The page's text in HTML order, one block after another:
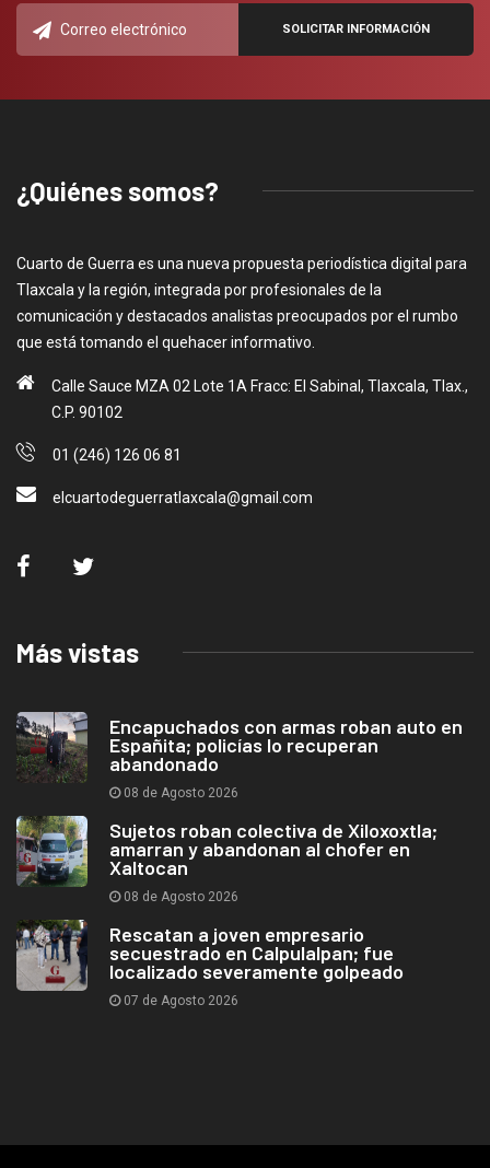
¿Quiénes somos?
Cuarto de Guerra es una nueva propuesta periodística digital para
Tlaxcala y la región, integrada por profesionales de la
comunicación y destacados analistas preocupados por el rumbo
que está tomando el quehacer informativo.
Calle Sauce MZA 02 Lote 1A Fracc: El Sabinal, Tlaxcala, Tlax.,
C.P. 90102
01 (246) 126 06 81
elcuartodeguerratlaxcala@gmail.com
Más vistas
Encapuchados con armas roban auto en
Españita; policías lo recuperan
abandonado
08 de Agosto 2026
Sujetos roban colectiva de Xiloxoxtla;
amarran y abandonan al chofer en
Xaltocan
08 de Agosto 2026
Rescatan a joven empresario
secuestrado en Calpulalpan; fue
localizado severamente golpeado
07 de Agosto 2026